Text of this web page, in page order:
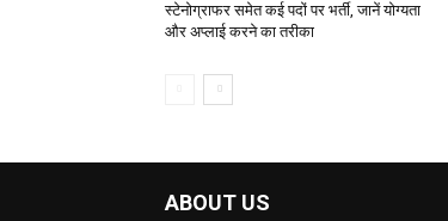
स्टेनोग्राफर समेत कई पदों पर भर्ती, जानें योग्यता
और अप्लाई करने का तरीका
ABOUT US